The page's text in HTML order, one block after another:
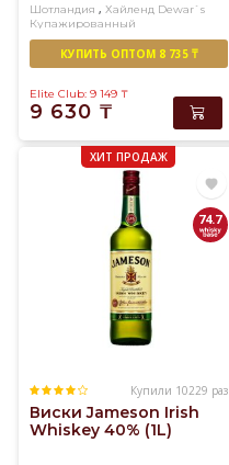
Шотландия , Хайленд Dewar`s
Купажированный
КУПИТЬ ОПТОМ 8 735 ₸
Elite Club: 9 149 ₸
9 630 ₸
ХИТ ПРОДАЖ
74.7
Купили 10229 раз
Виски Jameson Irish
Whiskey 40% (1L)